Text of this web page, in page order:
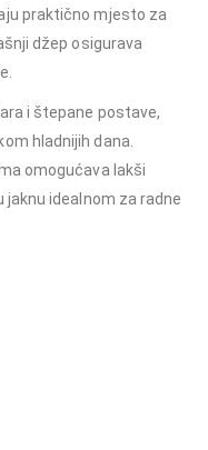
praktično mjesto za
džep osigurava
i štepane postave,
hladnijih dana.
omogućava lakši
idealnom za radne